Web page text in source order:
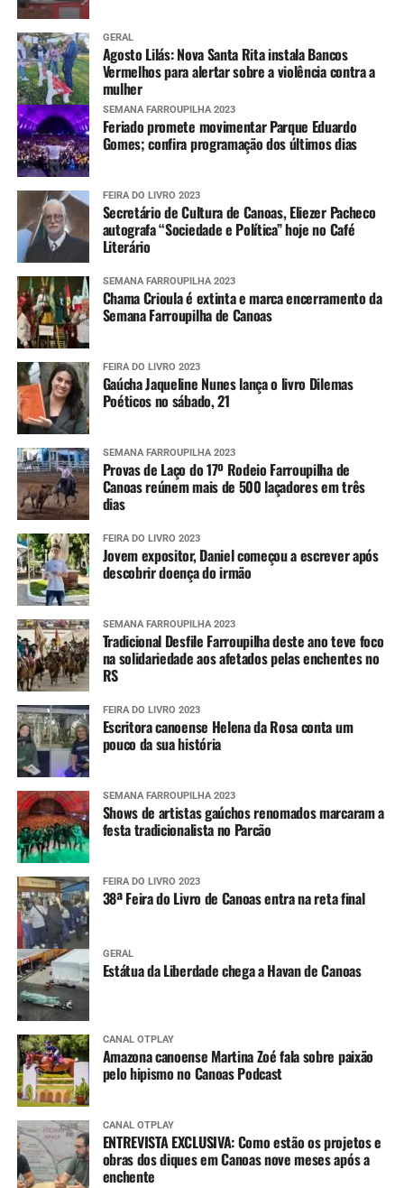
GERAL
Agosto Lilás: Nova Santa Rita instala Bancos
Vermelhos para alertar sobre a violência contra a
mulher
SEMANA FARROUPILHA 2023
Feriado promete movimentar Parque Eduardo
Gomes; confira programação dos últimos dias
FEIRA DO LIVRO 2023
Secretário de Cultura de Canoas, Eliezer Pacheco
autografa “Sociedade e Política” hoje no Café
Literário
SEMANA FARROUPILHA 2023
Chama Crioula é extinta e marca encerramento da
Semana Farroupilha de Canoas
FEIRA DO LIVRO 2023
Gaúcha Jaqueline Nunes lança o livro Dilemas
Poéticos no sábado, 21
SEMANA FARROUPILHA 2023
Provas de Laço do 17º Rodeio Farroupilha de
Canoas reúnem mais de 500 laçadores em três
dias
FEIRA DO LIVRO 2023
Jovem expositor, Daniel começou a escrever após
descobrir doença do irmão
SEMANA FARROUPILHA 2023
Tradicional Desfile Farroupilha deste ano teve foco
na solidariedade aos afetados pelas enchentes no
RS
FEIRA DO LIVRO 2023
Escritora canoense Helena da Rosa conta um
pouco da sua história
SEMANA FARROUPILHA 2023
Shows de artistas gaúchos renomados marcaram a
festa tradicionalista no Parcão
FEIRA DO LIVRO 2023
38ª Feira do Livro de Canoas entra na reta final
GERAL
Estátua da Liberdade chega a Havan de Canoas
CANAL OTPLAY
Amazona canoense Martina Zoé fala sobre paixão
pelo hipismo no Canoas Podcast
CANAL OTPLAY
ENTREVISTA EXCLUSIVA: Como estão os projetos e
obras dos diques em Canoas nove meses após a
enchente